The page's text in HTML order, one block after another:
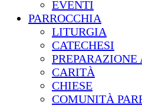
EVENTI
PARROCCHIA
LITURGIA
CATECHESI
CARITÀ
CHIESE
COMUNITÀ